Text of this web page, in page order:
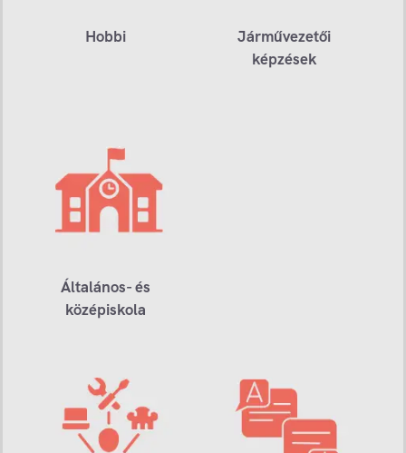
Hobbi
Járművezetői
képzések
Általános- és
középiskola